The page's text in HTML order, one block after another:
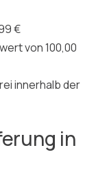
€
von 100,00
innerhalb der
in